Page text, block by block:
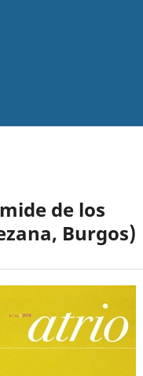
de los
Burgos)